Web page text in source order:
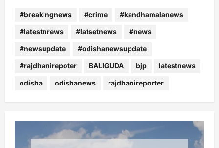
#breakingnews #crime #kandhamalanews
#latestnrews #latsetnews #news
#newsupdate #odishanewsupdate
#rajdhanirepoter BALIGUDA bjp latestnews
odisha odishanews rajdhanireporter